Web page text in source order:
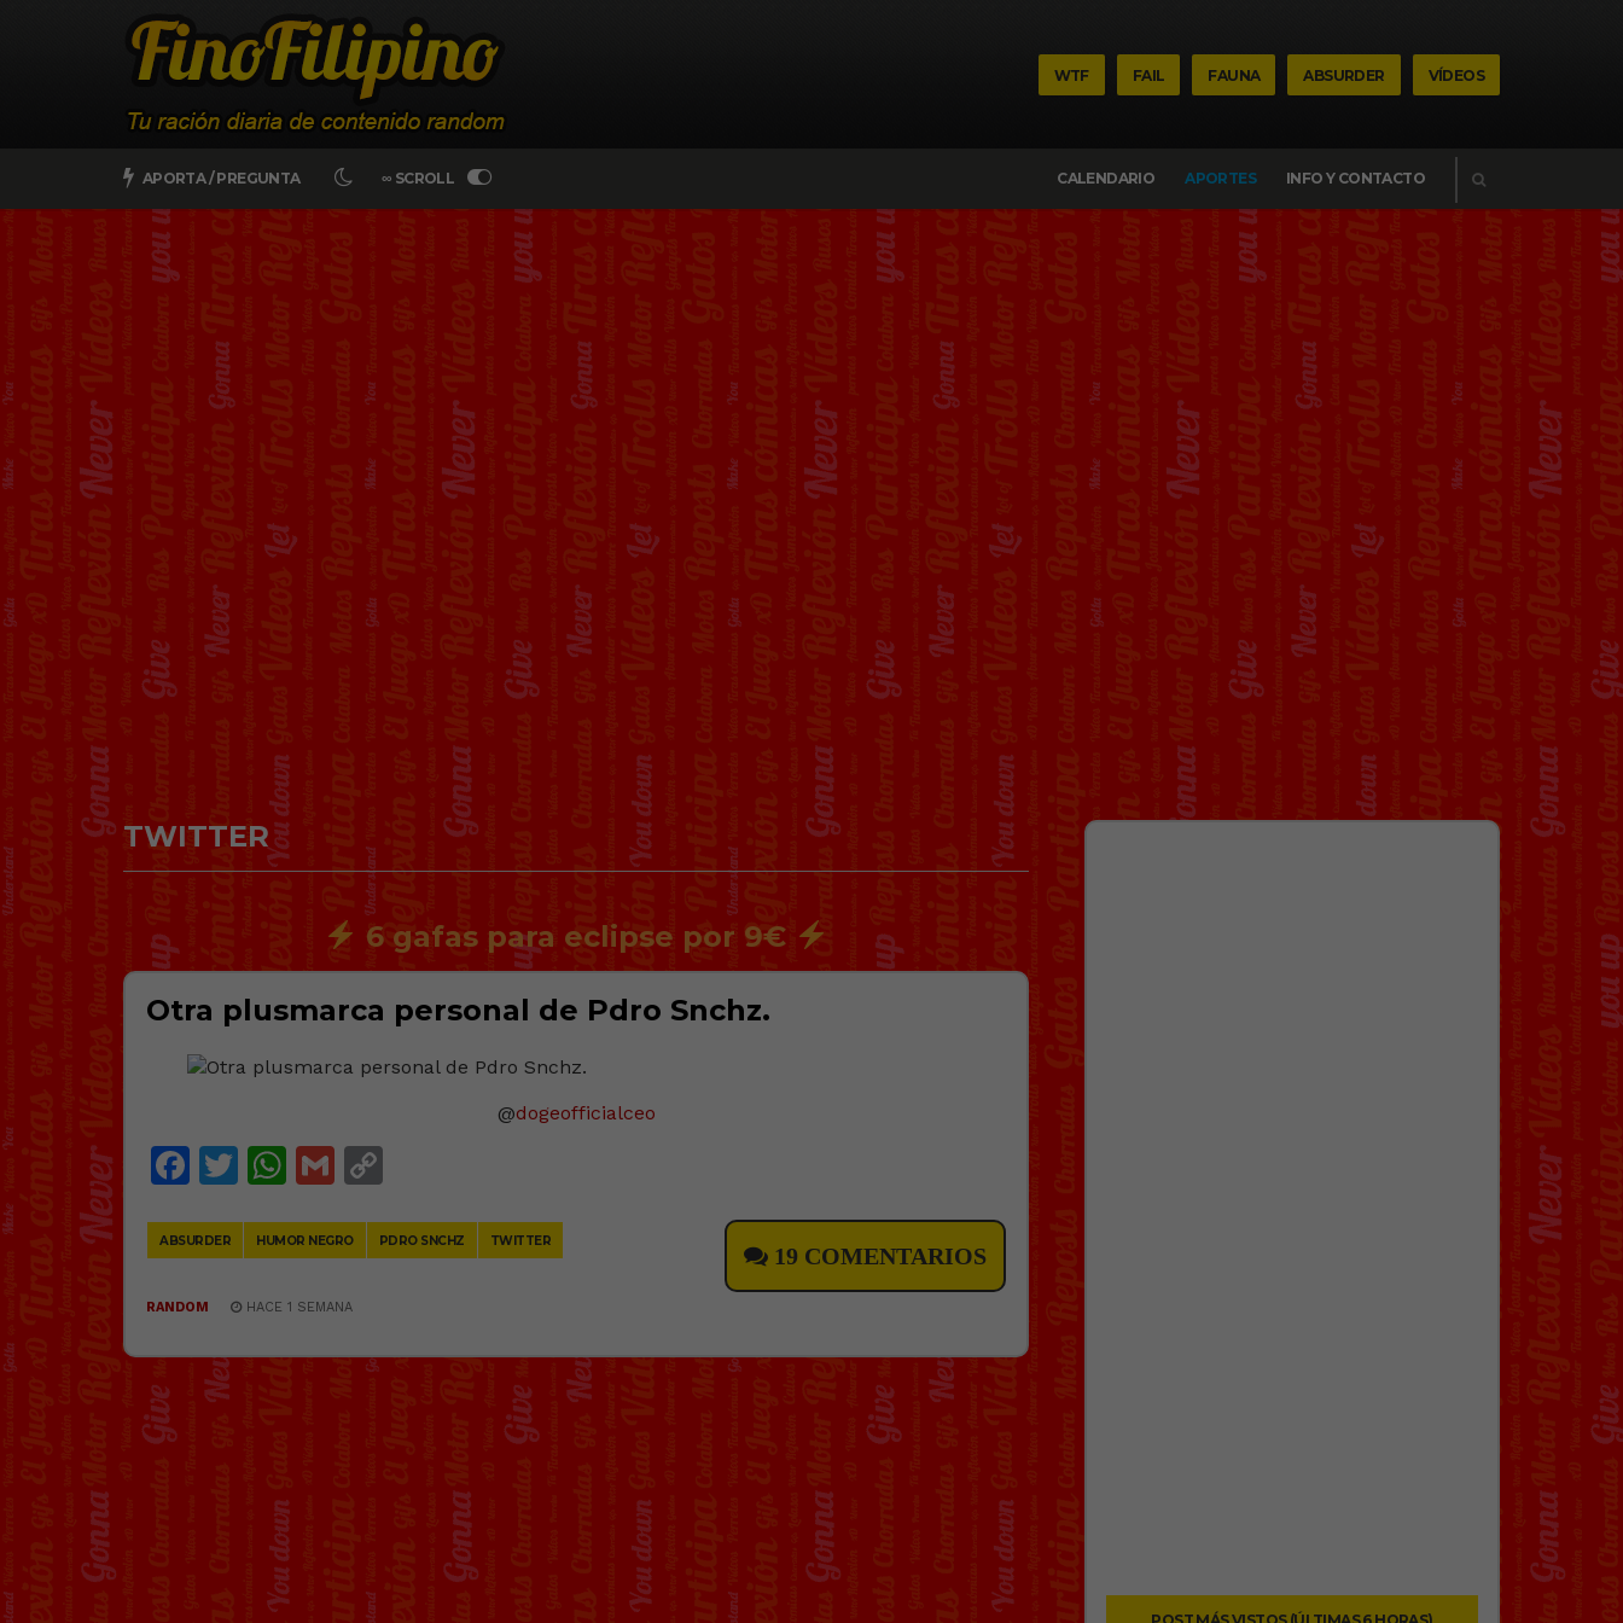
WTF FAIL FAUNA ABSURDER VÍDEOS
APORTA / PREGUNTA ∞ SCROLL
BUSCAR
CALENDARIO
APORTES INFO Y CONTACTO
TWITTER
6 gafas para eclipse por 9€
Otra plusmarca personal de Pdro Snchz.
@dogeofficialceo
Facebook
Twitter
WhatsApp
Gmail
ABSURDER HUMOR NEGRO PDRO SNCHZ TWITTER
19 COMENTARIOS
RANDOM HACE 1 SEMANA